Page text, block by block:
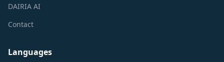
DAIRIA AI
Contact
Languages